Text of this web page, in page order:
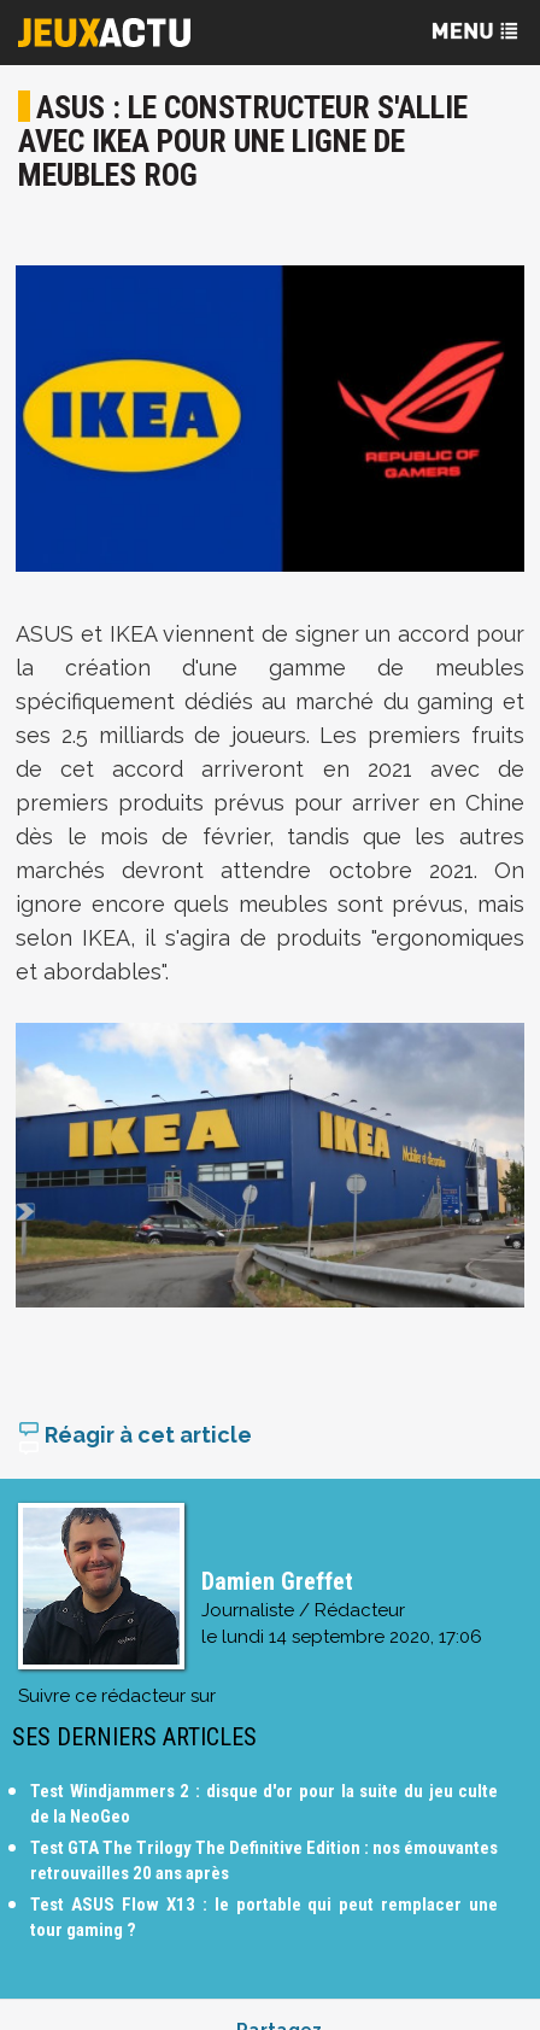
ASUS : LE CONSTRUCTEUR S'ALLIE
AVEC IKEA POUR UNE LIGNE DE
MEUBLES ROG
ASUS et IKEA viennent de signer un accord pour
la création d'une gamme de meubles
spécifiquement dédiés au marché du gaming et
ses 2.5 milliards de joueurs. Les premiers fruits
de cet accord arriveront en 2021 avec de
premiers produits prévus pour arriver en Chine
dès le mois de février, tandis que les autres
marchés devront attendre octobre 2021. On
ignore encore quels meubles sont prévus, mais
selon IKEA, il s'agira de produits "ergonomiques
et abordables".
Réagir à cet article
Damien Greffet
Journaliste / Rédacteur
le lundi 14 septembre 2020, 17:06
Suivre ce rédacteur sur
SES DERNIERS ARTICLES
Test Windjammers 2 : disque d'or pour la suite du jeu culte
de la NeoGeo
Test GTA The Trilogy The Definitive Edition : nos émouvantes
retrouvailles 20 ans après
Test ASUS Flow X13 : le portable qui peut remplacer une
tour gaming ?